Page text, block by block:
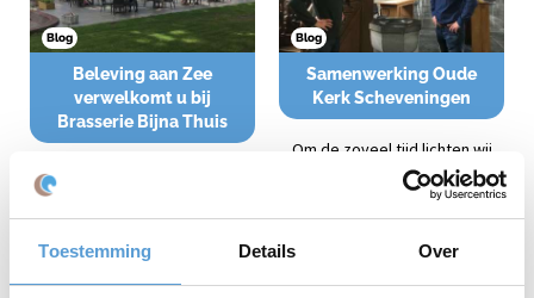
Toestemming Details Over
Blog
Beleving aan Zee
verwelkomt u bij
Brasserie Bijna Thuis
Beleving aan Zee verwelkomt u
Blog
Samenwerking Oude
Kerk Scheveningen
Om de zoveel tijd lichten wij
hier fijne en belangrijke
samenwerkingen toe. Deze
keer: de Oude Kerk
Scheveningen!